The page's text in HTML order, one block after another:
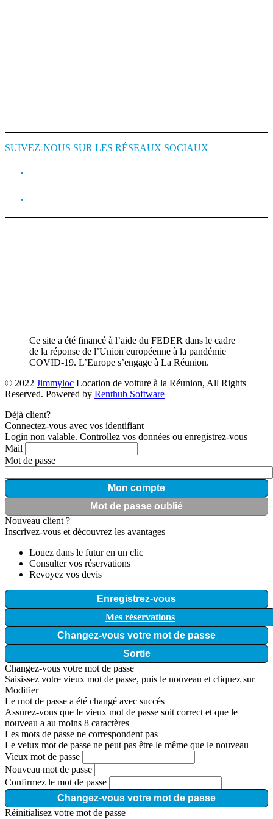
SUIVEZ-NOUS SUR LES RÉSEAUX SOCIAUX
Ce site a été financé à l’aide du FEDER dans le cadre
de la réponse de l’Union européenne à la pandémie
COVID-19. L’Europe s’engage à La Réunion.
© 2022 Jimmyloc Location de voiture à la Réunion, All Rights
Reserved. Powered by Renthub Software
Déjà client?
Connectez-vous avec vos identifiant
Login non valable. Controllez vos données ou enregistrez-vous
Mail
Mot de passe
Mon compte
Mot de passe oublié
Nouveau client ?
Inscrivez-vous et découvrez les avantages
Louez dans le futur en un clic
Consulter vos réservations
Revoyez vos devis
Enregistrez-vous
Mes réservations
Changez-vous votre mot de passe
Sortie
Changez-vous votre mot de passe
Saisissez votre vieux mot de passe, puis le nouveau et cliquez sur
Modifier
Le mot de passe a été changé avec succés
Assurez-vous que le vieux mot de passe soit correct et que le
nouveau a au moins 8 caractères
Les mots de passe ne correspondent pas
Le veiux mot de passe ne peut pas être le même que le nouveau
Vieux mot de passe
Nouveau mot de passe
Confirmez le mot de passe
Changez-vous votre mot de passe
Réinitialisez votre mot de passe